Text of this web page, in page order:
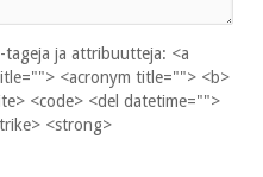
-tageja ja attribuutteja: <a
<acronym title=""> <b>
<code> <del datetime="">
<strong>